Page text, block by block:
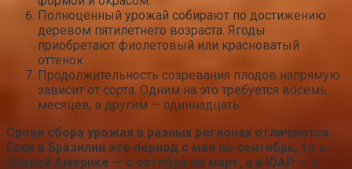
Полноценный урожай собирают по достижению
деревом пятилетнего возраста. Ягоды
приобретают фиолетовый или красноватый
оттенок.
Продолжительность созревания плодов напрямую
зависит от сорта. Одним на это требуется восемь
месяцев, а другим — одиннадцать.
Сроки сбора урожая в разных регионах отличаются.
Если в Бразилии это период с мая по сентябрь, то в
Южной Америке — с октября по март, а в ЮАР — с